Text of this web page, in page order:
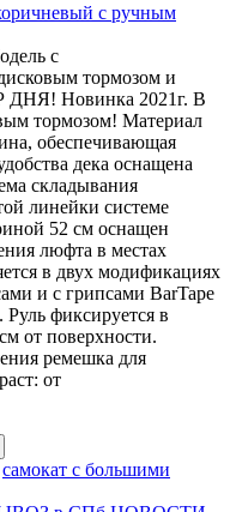
с ручным
с
тормозом и
ДНЯ! Новинка 2021г. В
тормозом! Материал
обеспечивающая
дека оснащена
складывания
линейки системе
52 см оснащен
люфта в местах
в двух модификациях
и с грипсами BarTape
фиксируется в
от поверхности.
ремешка для
от
самокат с большими